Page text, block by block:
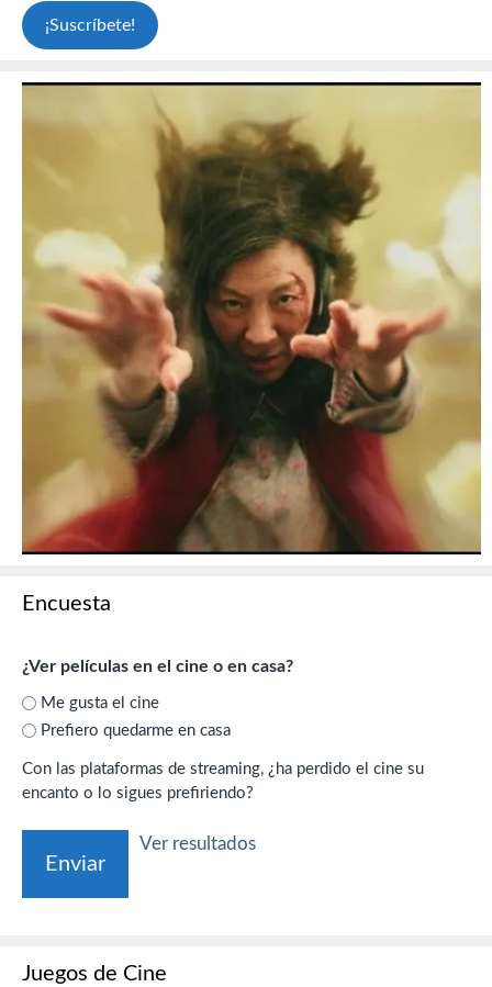
Encuesta
¿Ver películas en el cine o en casa?
Me gusta el cine
Prefiero quedarme en casa
Con las plataformas de streaming, ¿ha perdido el cine su
encanto o lo sigues prefiriendo?
Ver resultados
Juegos de Cine